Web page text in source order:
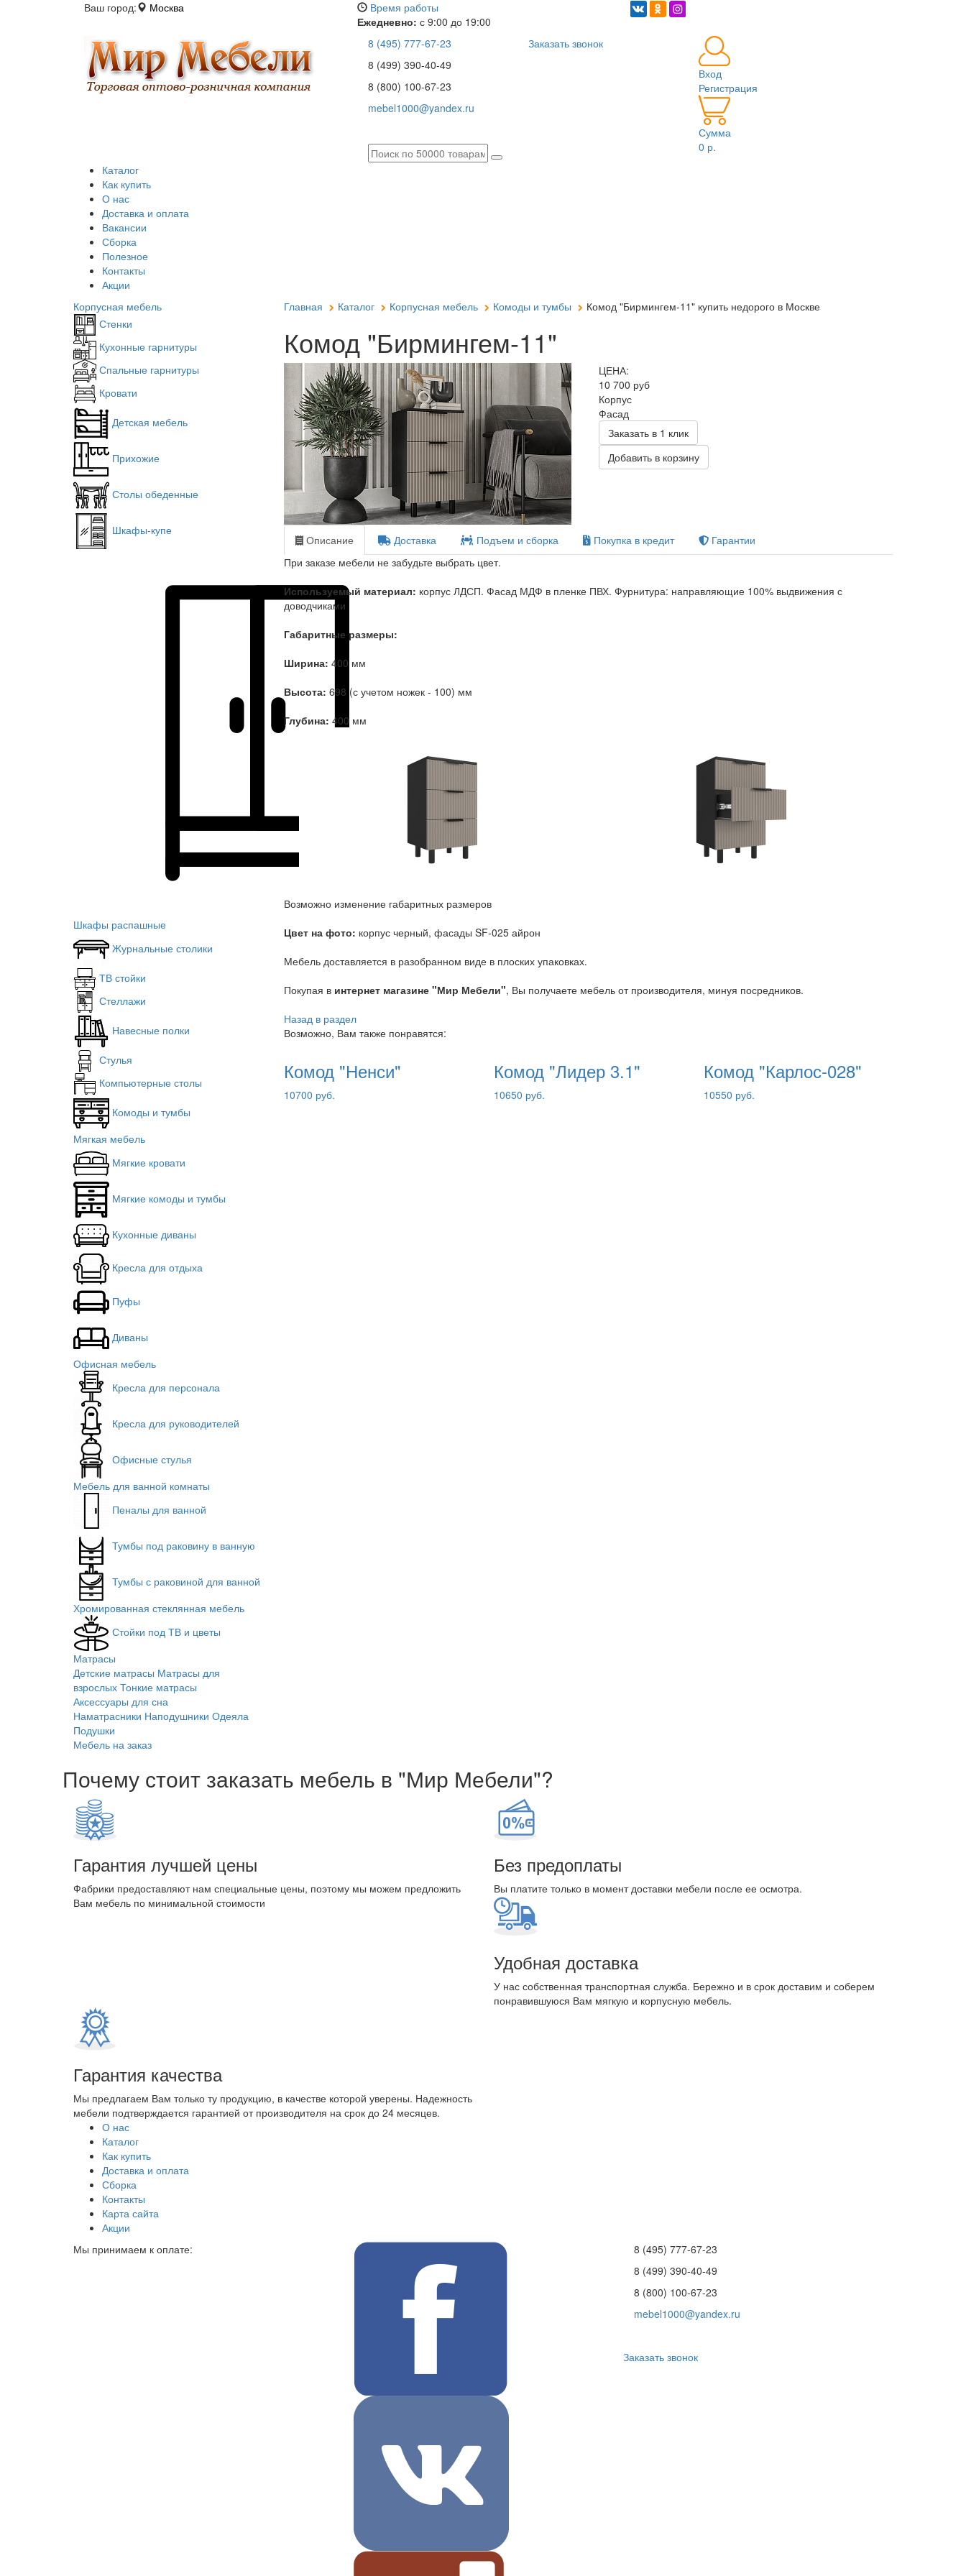
Ваш город: Москва
Время работы
Ежедневно: с 9:00 до 19:00
8 (495) 777-67-23
8 (499) 390-40-49
8 (800) 100-67-23
mebel1000@yandex.ru
Заказать звонок
Вход
Регистрация
Сумма
0 р.
Каталог
Как купить
О нас
Доставка и оплата
Вакансии
Сборка
Полезное
Контакты
Акции
Корпусная мебель
Стенки
Кухонные гарнитуры
Спальные гарнитуры
Кровати
Детская мебель
Прихожие
Столы обеденные
Шкафы-купе
Шкафы распашные
Журнальные столики
ТВ стойки
Стеллажи
Навесные полки
Стулья
Компьютерные столы
Комоды и тумбы
Мягкая мебель
Мягкие кровати
Мягкие комоды и тумбы
Кухонные диваны
Кресла для отдыха
Пуфы
Диваны
Офисная мебель
Кресла для персонала
Кресла для руководителей
Офисные стулья
Мебель для ванной комнаты
Пеналы для ванной
Тумбы под раковину в ванную
Тумбы с раковиной для ванной
Хромированная стеклянная мебель
Стойки под ТВ и цветы
Матрасы
Детские матрасы Матрасы для
взрослых Тонкие матрасы
Аксессуары для сна
Наматрасники Наподушники Одеяла
Подушки
Мебель на заказ
Главная Каталог Корпусная мебель Комоды и тумбы Комод "Бирмингем-11" купить недорого в Москве
Комод "Бирмингем-11"
ЦЕНА:
10 700 руб
Корпус
Фасад
Заказать в 1 клик
Добавить в корзину
Описание Доставка Подъем и сборка Покупка в кредит
Гарантии
При заказе мебели не забудьте выбрать цвет.
Используемый материал: корпус ЛДСП. Фасад МДФ в пленке ПВХ. Фурнитура: направляющие 100% выдвижения с
доводчиками
Габаритные размеры:
Ширина: 400 мм
Высота: 698 (с учетом ножек - 100) мм
Глубина: 400 мм
Возможно изменение габаритных размеров
Цвет на фото: корпус черный, фасады SF-025 айрон
Мебель доставляется в разобранном виде в плоских упаковках.
Покупая в интернет магазине "Мир Мебели", Вы получаете мебель от производителя, минуя посредников.
Назад в раздел
Возможно, Вам также понравятся:
Комод "Ненси"
10700 руб.
Комод "Лидер 3.1"
10650 руб.
Комод "Карлос-028"
10550 руб.
Почему стоит заказать мебель в "Мир Мебели"?
Гарантия лучшей цены
Фабрики предоставляют нам специальные цены, поэтому мы можем предложить
Вам мебель по минимальной стоимости
Без предоплаты
Вы платите только в момент доставки мебели после ее осмотра.
Удобная доставка
У нас собственная транспортная служба. Бережно и в срок доставим и соберем
понравившуюся Вам мягкую и корпусную мебель.
Гарантия качества
Мы предлагаем Вам только ту продукцию, в качестве которой уверены. Надежность
мебели подтверждается гарантией от производителя на срок до 24 месяцев.
О нас
Каталог
Как купить
Доставка и оплата
Сборка
Контакты
Карта сайта
Акции
Мы принимаем к оплате:
8 (495) 777-67-23
8 (499) 390-40-49
8 (800) 100-67-23
mebel1000@yandex.ru
Заказать звонок